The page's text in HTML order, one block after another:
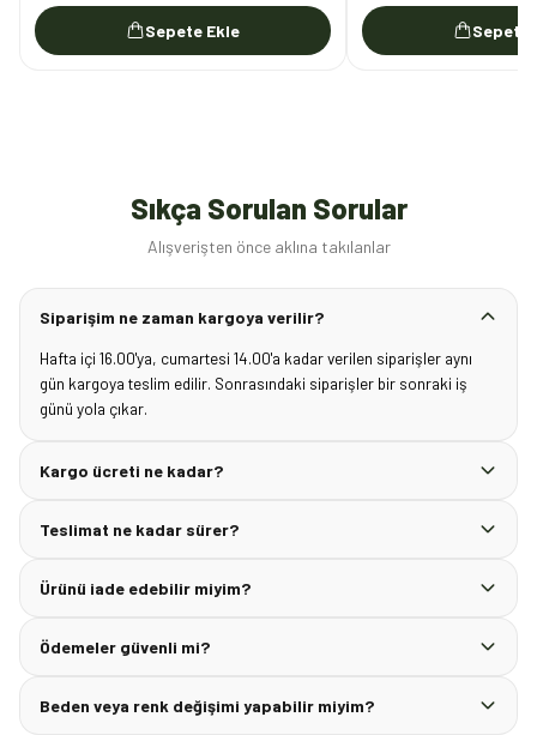
Sepete Ekle Sepete
Sıkça Sorulan Sorular
Alışverişten önce aklına takılanlar
Siparişim ne zaman kargoya verilir?
Hafta içi 16.00'ya, cumartesi 14.00'a kadar verilen siparişler aynı
gün kargoya teslim edilir. Sonrasındaki siparişler bir sonraki iş
günü yola çıkar.
Kargo ücreti ne kadar?
Teslimat ne kadar sürer?
Ürünü iade edebilir miyim?
Ödemeler güvenli mi?
Beden veya renk değişimi yapabilir miyim?